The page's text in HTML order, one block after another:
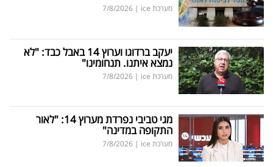
מערכת ice |
7/8/2026
יעקב ברדוגו וערוץ 14 באבל כבד: "לא
נמצא איתנו. תנחומינו"
מערכת ice |
7/8/2026
מגי טביבי נפרדת מערוץ 14: "לאור
התקופה במדינה"
מערכת ice |
7/8/2026